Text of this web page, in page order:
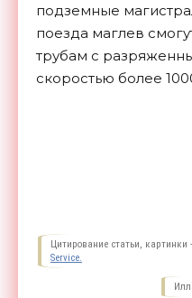
подземные
поезда маглев
трубам с
скоростью более
Цитирование статьи, картинки
Service.